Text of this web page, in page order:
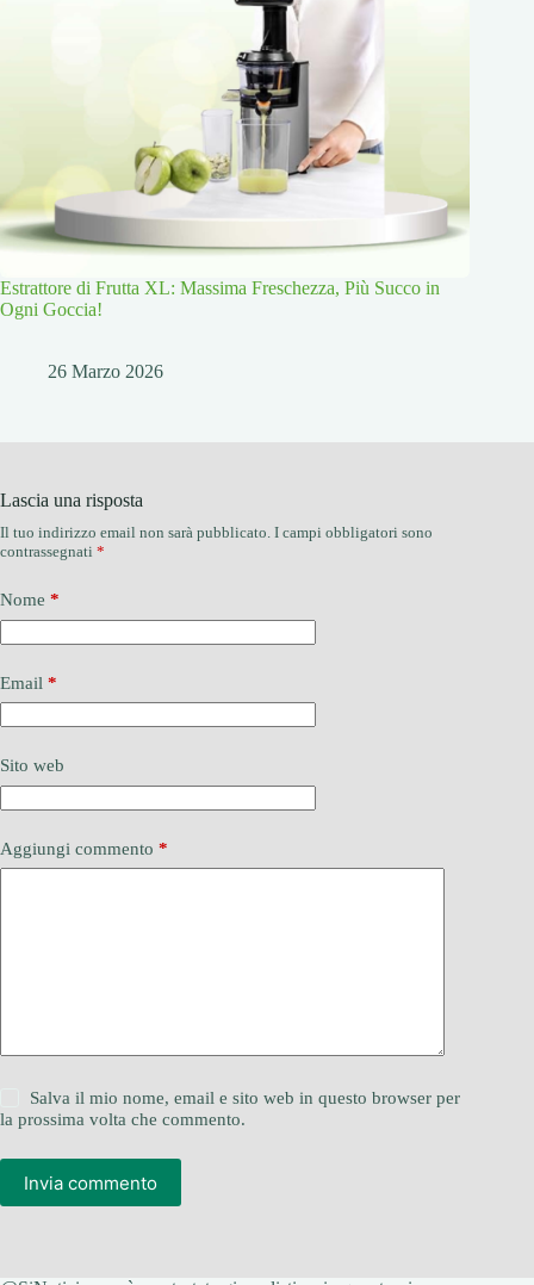
Estrattore di Frutta XL: Massima Freschezza, Più Succo in
Ogni Goccia!
26 Marzo 2026
Lascia una risposta
Il tuo indirizzo email non sarà pubblicato. I campi obbligatori sono
contrassegnati *
Nome *
Email *
Sito web
Aggiungi commento *
Salva il mio nome, email e sito web in questo browser per
la prossima volta che commento.
Invia commento